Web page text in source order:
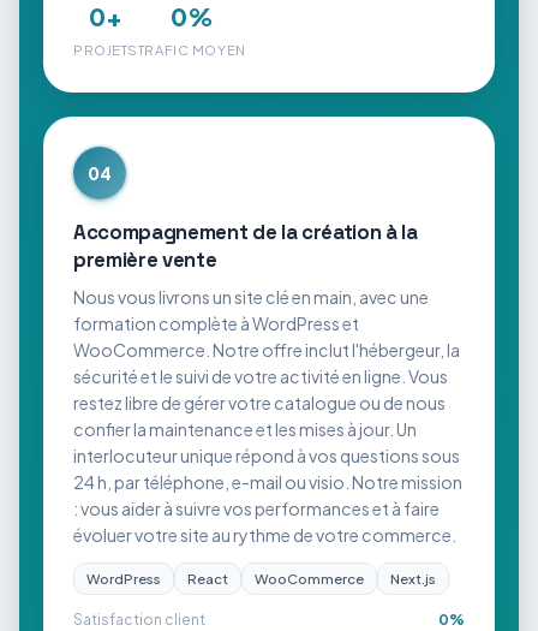
0+
PROJETS
0%
TRAFIC MOYEN
04
Accompagnement de la création à la
première vente
Nous vous livrons un site clé en main, avec une
formation complète à WordPress et
WooCommerce. Notre offre inclut l'hébergeur, la
sécurité et le suivi de votre activité en ligne. Vous
restez libre de gérer votre catalogue ou de nous
confier la maintenance et les mises à jour. Un
interlocuteur unique répond à vos questions sous
24 h, par téléphone, e-mail ou visio. Notre mission
: vous aider à suivre vos performances et à faire
évoluer votre site au rythme de votre commerce.
WordPress React WooCommerce Next.js
Satisfaction client 0%